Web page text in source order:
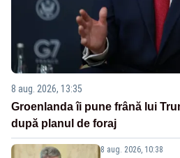
8 aug. 2026, 13:35
Groenlanda îi pune frână lui
după planul de foraj
8 aug. 2026, 10:38